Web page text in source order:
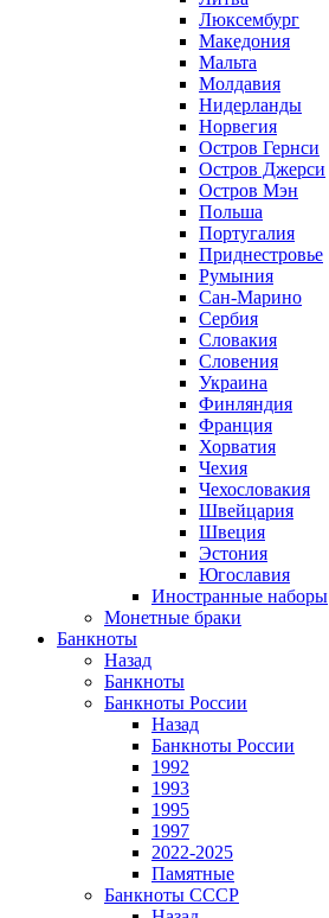
Люксембург
Македония
Мальта
Молдавия
Нидерланды
Норвегия
Остров Гернси
Остров Джерси
Остров Мэн
Польша
Португалия
Приднестровье
Румыния
Сан-Марино
Сербия
Словакия
Словения
Украина
Финляндия
Франция
Хорватия
Чехия
Чехословакия
Швейцария
Швеция
Эстония
Югославия
Иностранные наборы
Монетные браки
Банкноты
Назад
Банкноты
Банкноты России
Назад
Банкноты России
1992
1993
1995
1997
2022-2025
Памятные
Банкноты СССР